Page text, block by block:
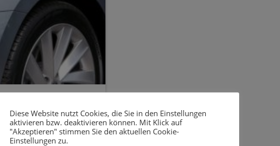
für Schuko- und
Superb iV an
Hinweis: Die
Diese Website nutzt Cookies, die Sie in den Einstellungen
aktivieren bzw. deaktivieren können. Mit Klick auf
"Akzeptieren" stimmen Sie den aktuellen Cookie-
Einstellungen zu.